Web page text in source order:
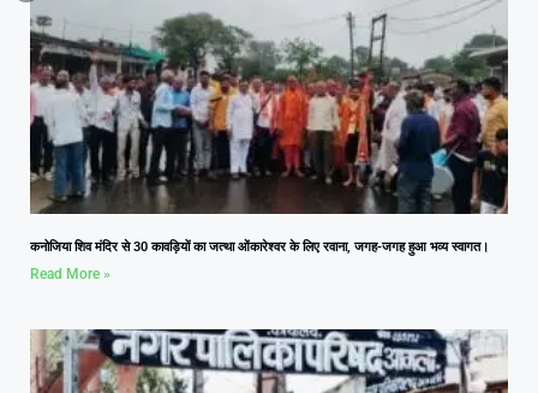
कनोजिया शिव मंदिर से 30 कावड़ियों का जत्था ओंकारेश्वर के लिए रवाना, जगह-जगह हुआ भव्य स्वागत।
Read More »